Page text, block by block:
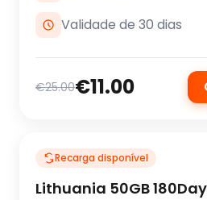
Validade de 30 dias
€25.00€11.00
Recarga disponível
Lithuania 50GB